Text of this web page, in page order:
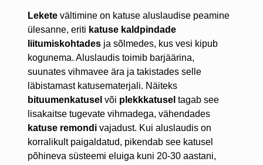
Leketevältimine on katuse aluslaudise peamine
ülesanne, eriti katuse kaldpindade
liitumiskohtadesja sõlmedes, kus vesi kipub
kogunema. Aluslaudis toimib barjäärina,
suunates vihmavee ära ja takistades selle
läbistamast katusematerjali. Näiteks
bituumenkatusel või plekkkatusel tagab see
lisakaitse tugevate vihmadega, vähendades
katuse remondivajadust. Kui aluslaudis on
korralikult paigaldatud, pikendab see katusel
põhineva süsteemi eluiga kuni 20-30 aastani,